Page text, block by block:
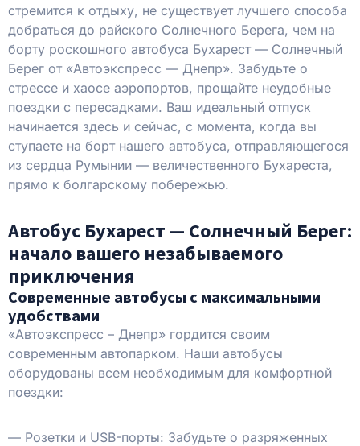
стремится к отдыху, не существует лучшего способа
добраться до райского Солнечного Берега, чем на
борту роскошного автобуса Бухарест — Солнечный
Берег от «Автоэкспресс — Днепр». Забудьте о
стрессе и хаосе аэропортов, прощайте неудобные
поездки с пересадками. Ваш идеальный отпуск
начинается здесь и сейчас, с момента, когда вы
ступаете на борт нашего автобуса, отправляющегося
из сердца Румынии — величественного Бухареста,
прямо к болгарскому побережью.
Автобус Бухарест — Солнечный Берег:
начало вашего незабываемого
приключения
Современные автобусы с максимальными
удобствами
«Автоэкспресс – Днепр» гордится своим
современным автопарком. Наши автобусы
оборудованы всем необходимым для комфортной
поездки:
— Розетки и USB-порты: Забудьте о разряженных